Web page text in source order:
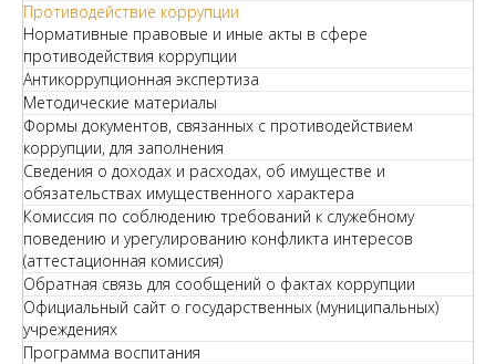
Противодействие коррупции
Нормативные правовые и иные акты в сфере
противодействия коррупции
Антикоррупционная экспертиза
Методические материалы
Формы документов, связанных с противодействием
коррупции, для заполнения
Сведения о доходах и расходах, об имуществе и
обязательствах имущественного характера
Комиссия по соблюдению требований к служебному
поведению и урегулированию конфликта интересов
(аттестационная комиссия)
Обратная связь для сообщений о фактах коррупции
Официальный сайт о государственных (муниципальных)
учреждениях
Программа воспитания